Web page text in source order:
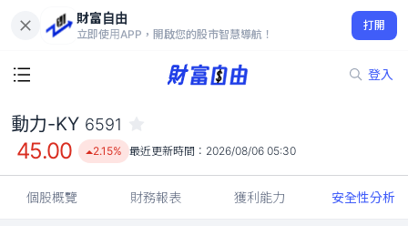
財富自由
立即使用APP，開啟您的股市智慧導航！
打開
登入
45.00
2.15%
動力-KY 6591
45.00 2.15% 最近更新時間： 2026/08/06 05:30
個股概覽 財務報表 獲利能力 安全性分析